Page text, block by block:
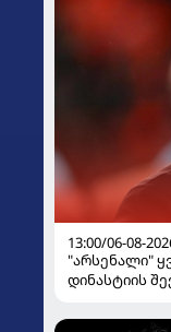
13:00/06-08-
"არსენალი"
დინასტიის